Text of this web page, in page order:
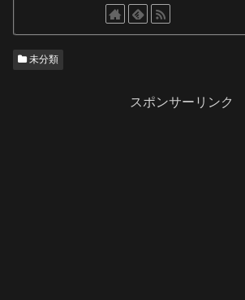
未分類
スポンサーリンク